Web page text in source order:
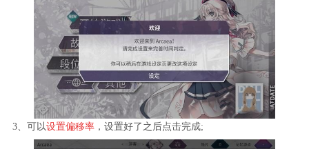
3、可以设置偏移率，设置好了之后点击完成;